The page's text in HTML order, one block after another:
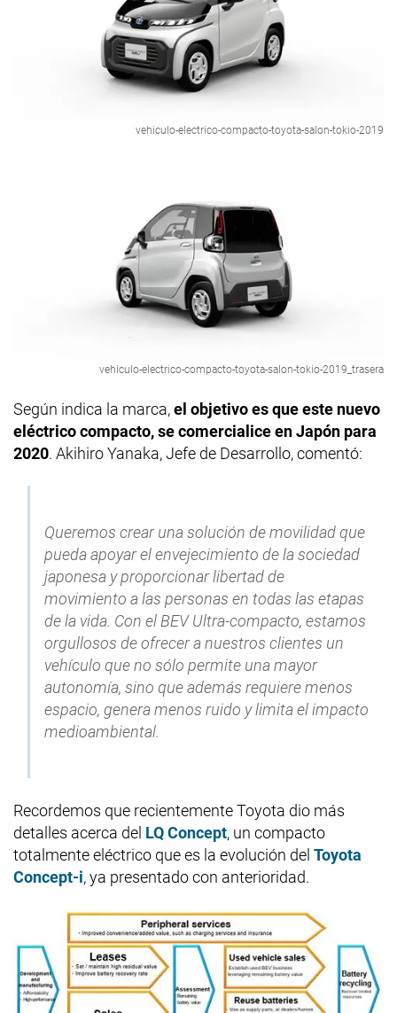
vehiculo-electrico-compacto-toyota-salon-tokio-2019
vehiculo-electrico-compacto-toyota-salon-tokio-2019_trasera
Según indica la marca,el objetivo es que este nuevo
eléctrico compacto, se comercialice en Japón para
2020. Akihiro Yanaka, Jefe de Desarrollo, comentó:
Queremos crear una solución de movilidad que
pueda apoyar el envejecimiento de la sociedad
japonesa y proporcionar libertad de
movimiento a las personas en todas las etapas
de la vida. Con el BEV Ultra-compacto, estamos
orgullosos de ofrecer a nuestros clientes un
vehículo que no sólo permite una mayor
autonomía, sino que además requiere menos
espacio, genera menos ruido y limita el impacto
medioambiental.
Recordemos que recientemente Toyota dio más
detalles acerca del LQ Concept, un compacto
totalmente eléctrico que es la evolución del Toyota
Concept-i, ya presentado con anterioridad.